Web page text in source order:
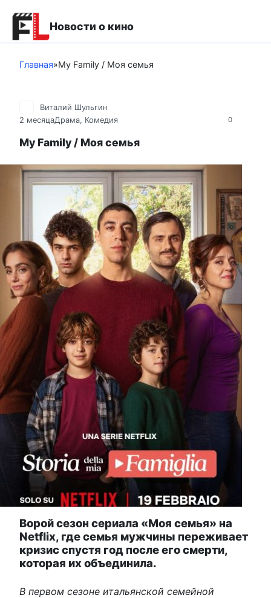
контенту
Новости о кино
Главная»My Family / Моя семья
0
Виталий Шульгин
2 месяцаДрама, Комедия
My Family / Моя семья
Ворой сезон сериала «Моя семья» на
Netflix, где семья мужчины переживает
кризис спустя год после его смерти,
которая их объединила.
В первом сезоне итальянской семейной